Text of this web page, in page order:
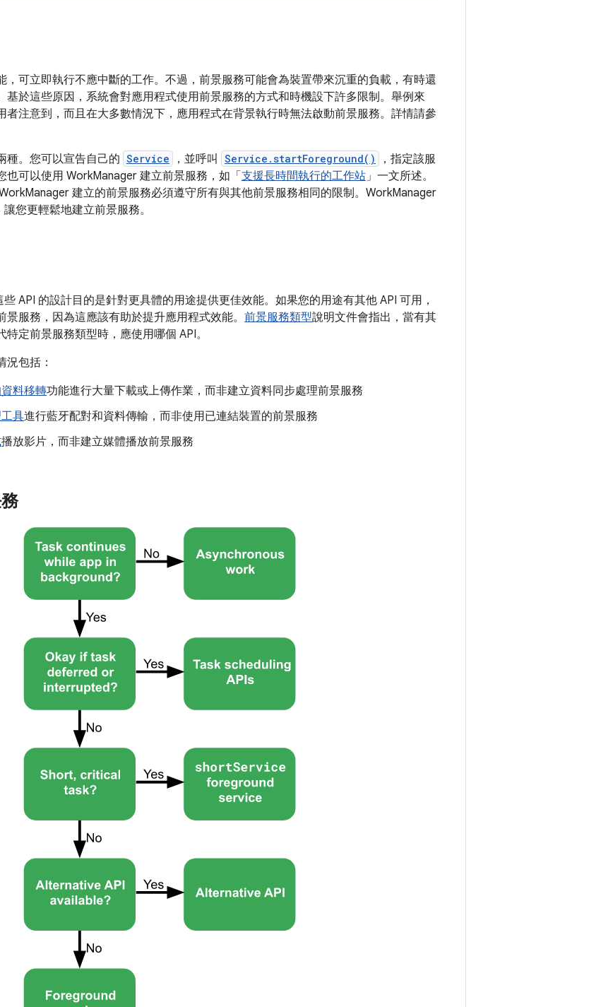
，可立即執行不應中斷的工作。不過，前景服務可能會為裝置帶來沉重的負載，有時還
基於這些原因，系統會對應用程式使用前景服務的方式和時機設下許多限制。舉例來
者注意到，而且在大多數情況下，應用程式在背景執行時無法啟動前景服務。詳情請參
種。您可以宣告自己的 Service ，並呼叫 Service.startForeground()
，指定該服
也可以使用 WorkManager 建立前景服務，如「 支援長時間執行的工作站」一文所述。
建立的前景服務必須遵守所有與其他前景服務相同的限制。WorkManager
您更輕鬆地建立前景服務。
API 的設計目的是針對更具體的用途提供更佳效能。如果您的用途有其他 API 可用，
景服務，因為這應該有助於提升應用程式效能。 前景服務類型說明文件會指出，當有其
定前景服務類型時，應使用哪個 API。
況包括：
料移轉功能進行大量下載或上傳作業，而非建立資料同步處理前景服務
具進行藍牙配對和資料傳輸，而非使用已連結裝置的前景服務
播放影片，而非建立媒體播放前景服務